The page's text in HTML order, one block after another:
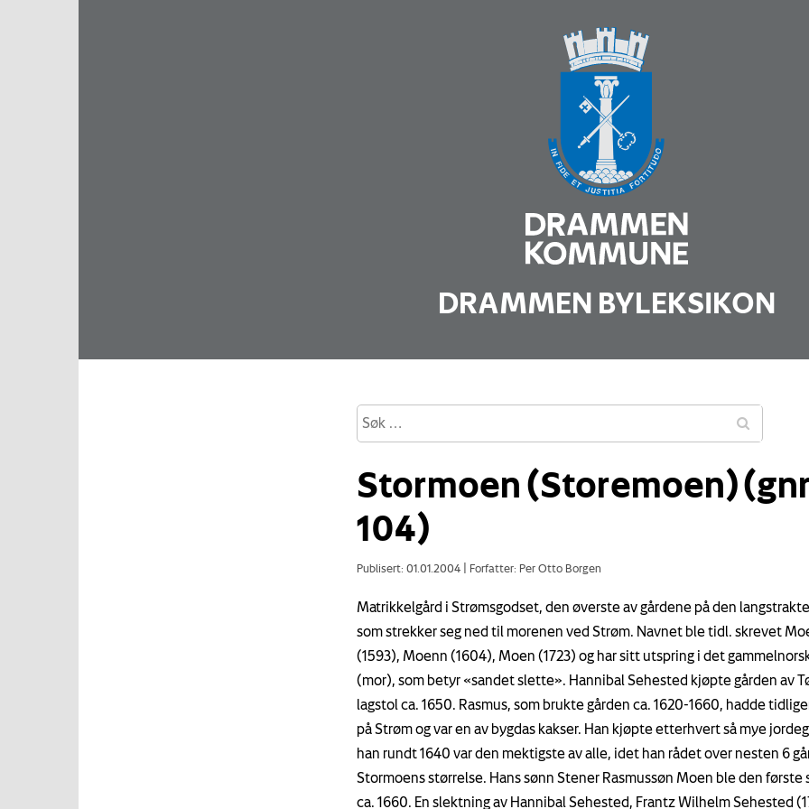
DRAMMEN BYLEKSIKON
Stormoen (Storemoen)
104)
Publisert: 01.01.2004 Forfatter: Per Otto Borgen
Matrikkelgård i Strømsgodset, den øverste av gårdene på den
som strekker seg ned til morenen ved Strøm. Navnet ble tidl. skrevet
(1593), Moenn (1604), Moen (1723) og har sitt utspring i det
(mor), som betyr «sandet slette». Hannibal Sehested kjøpte gården av
lagstol ca. 1650. Rasmus, som brukte gården ca. 1620-1660, hadde
på Strøm og var en av bygdas kakser. Han kjøpte etterhvert så mye
han rundt 1640 var den mektigste av alle, idet han rådet over nesten 6
Stormoens størrelse. Hans sønn Stener Rasmussøn Moen ble den første
ca. 1660. En slektning av Hannibal Sehested, Frantz Wilhelm Sehested